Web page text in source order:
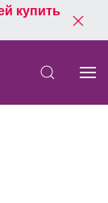
купить